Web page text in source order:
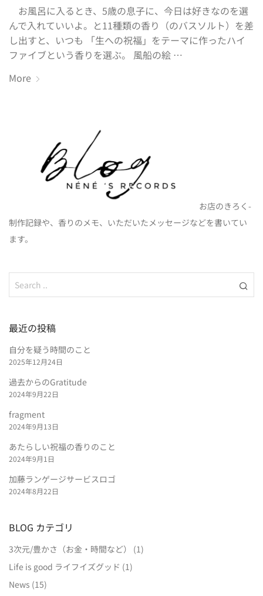
お風呂に入るとき、5歳の息子に、今日は好きなのを選
んで入れていいよ。と11種類の香り（のバスソルト）を差
し出すと、いつも 「生への祝福」をテーマに作ったハイ
ファイブという香りを選ぶ。 風船の絵 …
More
お店のきろく-
制作記録や、香りのメモ、いただいたメッセージなどを書いてい
ます。
最近の投稿
自分を疑う時間のこと
2025年12月24日
過去からのGratitude
2024年9月22日
fragment
2024年9月13日
あたらしい祝福の香りのこと
2024年9月1日
加藤ランゲージサービスロゴ
2024年8月22日
BLOG カテゴリ
3次元/豊かさ（お金・時間など）
(1)
Life is good ライフイズグッド (1)
News (15)